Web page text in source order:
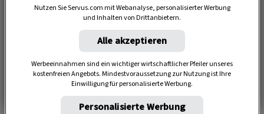
Nutzen Sie Servus.com mit Webanalyse, personalisierter Werbung
und Inhalten von Drittanbietern.
Alle akzeptieren
Werbeeinnahmen sind ein wichtiger wirtschaftlicher Pfeiler unseres
kostenfreien Angebots. Mindestvoraussetzung zur Nutzung ist Ihre
Einwilligung für personalisierte Werbung.
Personalisierte Werbung